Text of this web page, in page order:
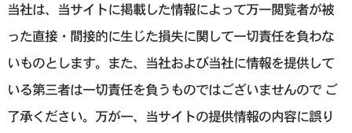
当社は、当サイトに掲載した情報によって万一閲覧者が被
った直接・間接的に生じた損失に関して一切責任を負わな
いものとします。また、当社および当社に情報を提供して
いる第三者は一切責任を負うものではございませんので ご
了承ください。万が一、当サイトの提供情報の内容に誤り